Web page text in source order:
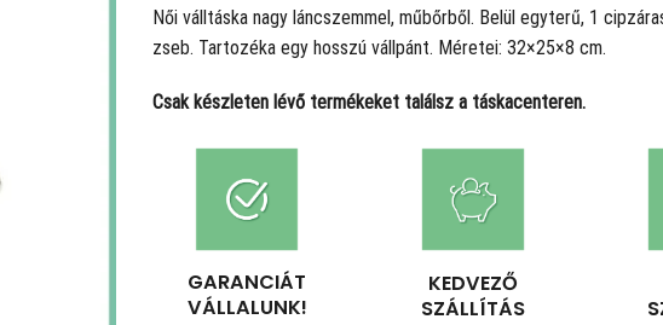
Női válltáska nagy láncszemmel, műbőrből. Belül egyterű, 1
zseb. Tartozéka egy hosszú vállpánt. Méretei: 32×25×8 cm.
Csak készleten lévő termékeket találsz a táskacenteren.
GARANCIÁT
VÁLLALUNK!
KEDVEZŐ
SZÁLLÍTÁS